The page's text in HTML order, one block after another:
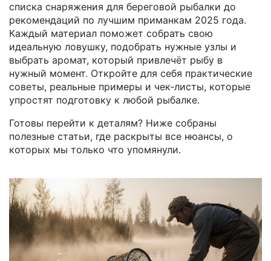
списка снаряжения для береговой рыбалки до
рекомендаций по лучшим приманкам 2025 года.
Каждый материал поможет собрать свою
идеальную ловушку, подобрать нужные узлы и
выбрать аромат, который привлечёт рыбу в
нужный момент. Откройте для себя практические
советы, реальные примеры и чек‑листы, которые
упростят подготовку к любой рыбалке.
Готовы перейти к деталям? Ниже собраны
полезные статьи, где раскрыты все нюансы, о
которых мы только что упомянули.